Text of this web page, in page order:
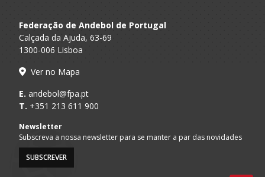
Federação de Andebol de Portugal
Calçada da Ajuda, 63-69
1300-006 Lisboa
Ver no Mapa
E. andebol@fpa.pt
T. +351 213 611 900
Newsletter
Subscreva a nossa newsletter para se manter a par das novidades
SUBSCREVER